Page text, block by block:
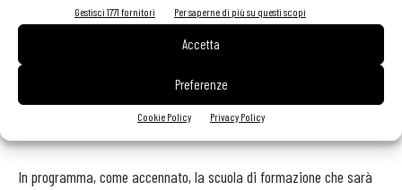
Gestisci 1771 fornitori Per saperne di più su questi scopi
Accetta
Preferenze
Cookie Policy Privacy Policy
verrà montato nella piazzetta davanti all’ingresso. Questa new
entry permetterà di lavorare anche nella fascia aperitivo (dalle 17
alle 19,45) con cocktail, distillati, fermentati e finger food. «Stiamo
studiando - aggiunge Predescu - anche un beer pairing che rispetti
le temperature diverse della birra e del piatto».
In programma, come accennato, la scuola di formazione che sarà